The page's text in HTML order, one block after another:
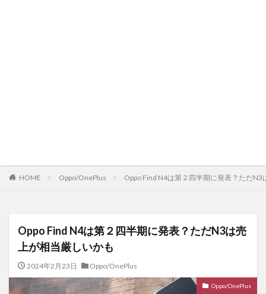
HOME Oppo/OnePlus Oppo Find N4は第２四半期に発表？ただ
Oppo Find N4は第２四半期に発表？ただN3は売
上が相当厳しいかも
2024年2月23日 Oppo/OnePlus
Oppo/OnePlus